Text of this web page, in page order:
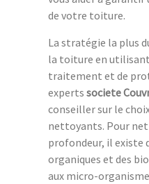
de votre toiture.
La stratégie la plus
la toiture en
traitement et de
experts societe
conseiller sur le
nettoyants. Pour
profondeur, il existe
organiques et des
aux micro-